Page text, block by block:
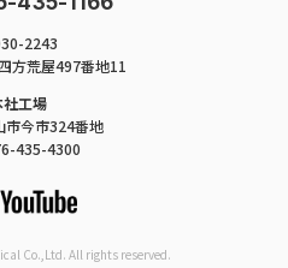
2243
方荒屋497番地11
社工場
市今市324番地
435-4300
Co.,Ltd. All rights reserved.